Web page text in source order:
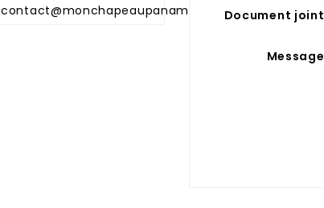
contact@monchapeaupanama.comDocument joint
Message